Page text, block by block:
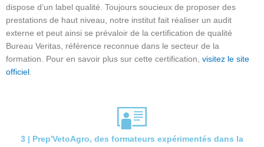
dispose d’un label qualité. Toujours soucieux de proposer des
prestations de haut niveau, notre institut fait réaliser un audit
externe et peut ainsi se prévaloir de la certification de qualité
Bureau Veritas, référence reconnue dans le secteur de la
formation. Pour en savoir plus sur cette certification, visitez le site
officiel .
3 | Prep'VetoAgro, des formateurs expérimentés dans la